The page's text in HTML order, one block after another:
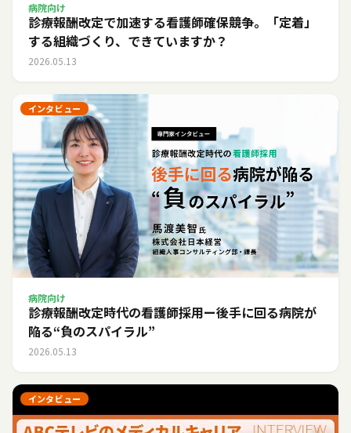
病院向け
診療報酬改定で加速する看護師確保競争。「定着」
する組織づくり、できていますか？
2026.05.13
インタビュー
病院向け
診療報酬改定時代の看護師採用ー後手に回る病院が
陥る“負のスパイラル”
2026.05.13
インタビュー